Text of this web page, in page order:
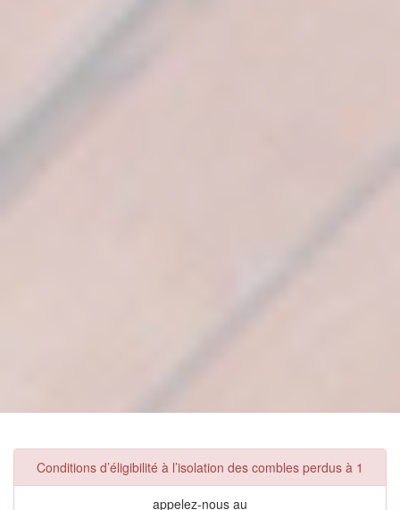
Conditions d’éligibilité à l’isolation des combles perdus à 1
appelez-nous au